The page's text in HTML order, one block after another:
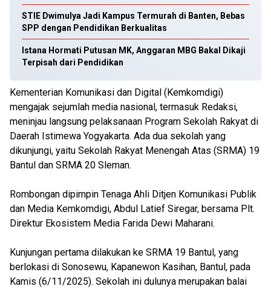
STIE Dwimulya Jadi Kampus Termurah di Banten, Bebas
SPP dengan Pendidikan Berkualitas
Istana Hormati Putusan MK, Anggaran MBG Bakal Dikaji
Terpisah dari Pendidikan
Kementerian Komunikasi dan Digital (Kemkomdigi)
mengajak sejumlah media nasional, termasuk Redaksi,
meninjau langsung pelaksanaan Program Sekolah Rakyat di
Daerah Istimewa Yogyakarta. Ada dua sekolah yang
dikunjungi, yaitu Sekolah Rakyat Menengah Atas (SRMA) 19
Bantul dan SRMA 20 Sleman.
Rombongan dipimpin Tenaga Ahli Ditjen Komunikasi Publik
dan Media Kemkomdigi, Abdul Latief Siregar, bersama Plt.
Direktur Ekosistem Media Farida Dewi Maharani.
Kunjungan pertama dilakukan ke SRMA 19 Bantul, yang
berlokasi di Sonosewu, Kapanewon Kasihan, Bantul, pada
Kamis (6/11/2025). Sekolah ini dulunya merupakan balai